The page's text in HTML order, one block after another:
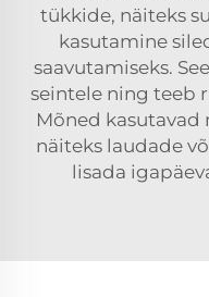
tükkide, näiteks
kasutamine
saavutamiseks.
seintele ning teeb
Mõned
näiteks laudade
lisada